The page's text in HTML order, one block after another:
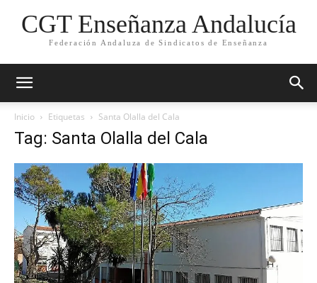
CGT Enseñanza Andalucía
Federación Andaluza de Sindicatos de Enseñanza
Inicio Etiquetas Santa Olalla del Cala
Tag: Santa Olalla del Cala